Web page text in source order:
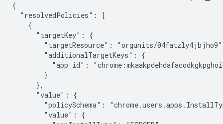
{
  "resolvedPolicies": [
    {
      "targetKey": {
"targetResource": "orgunits/
        "additionalTargetKeys": {
"app_id":
        }
      },
      "value": {
"policySchema":
        "value": {